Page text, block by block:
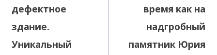
дефектное
здание.
Уникальный
время как на
надгробный
памятник Юрия